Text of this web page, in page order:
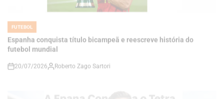
Espanha conquista título bicampeã e reescreve história do
futebol mundial
on
20/07/2026